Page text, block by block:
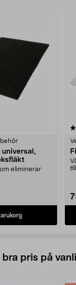
eliminerar
pris på